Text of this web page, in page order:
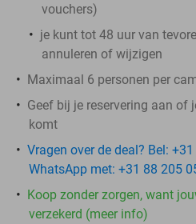
vouchers)
je kunt tot 48 uur van
annuleren of wijzigen
Maximaal 6 personen per
Geef bij je reservering aan of
komt
Vragen over de deal? Bel:
WhatsApp met: +31 88 205
Koop zonder zorgen, want
verzekerd (meer info)